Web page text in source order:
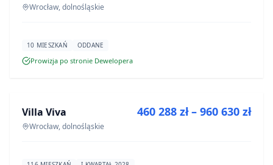
Wrocław, dolnośląskie
10 MIESZKAŃ ODDANE
Prowizja po stronie Dewelopera
INWESTYCJA
Villa Viva
Wrocław, dolnośląskie
460 288 zł – 960 630 zł